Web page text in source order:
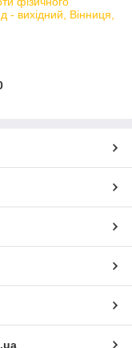
- вихідний, Вінниця,